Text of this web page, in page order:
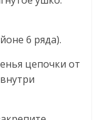
6 ряда).
цепочки от